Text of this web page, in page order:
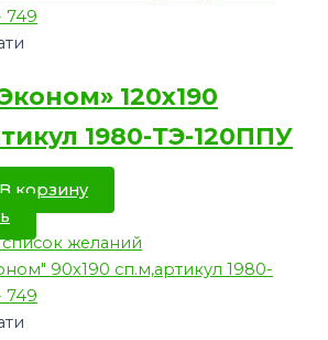
120х190
1980-ТЭ-120ППУ
В корзину
желаний